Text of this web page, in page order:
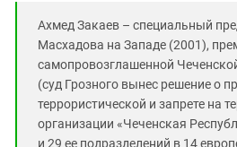
Ахмед Закаев – специальный
Масхадова на Западе (2001),
самопровозглашенной
(суд Грозного вынес решение о
террористической и запрете на
организации «Чеченская
и 29 ее подразделений в 14